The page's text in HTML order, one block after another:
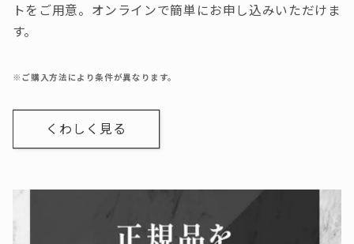
トをご用意。オンラインで簡単にお申し込みいただけま
す。
※ご購入方法により条件が異なります。
くわしく見る